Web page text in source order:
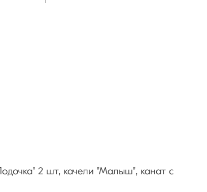
2 шт, качели "Малыш", канат с